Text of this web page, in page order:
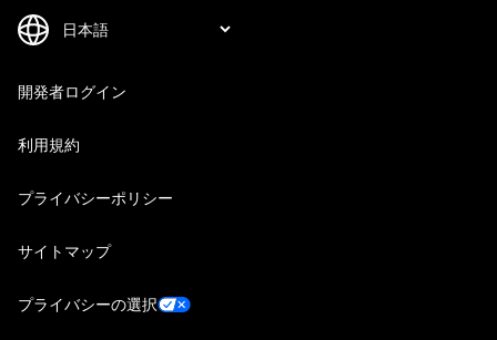
開発者ログイン
利用規約
プライバシーポリシー
サイトマップ
プライバシーの選択